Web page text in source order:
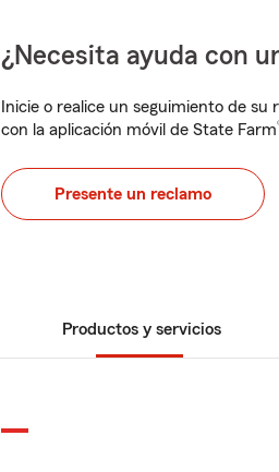
¿Necesita ayuda con
Inicie o realice un seguimiento de su
con la aplicación móvil de State Farm
Presente un reclamo
Productos y servicios